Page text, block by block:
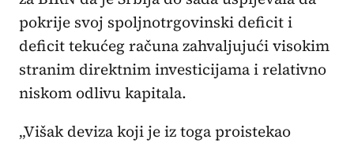
pokrije svoj spoljnotrgovinski deficit i
deficit tekućeg računa zahvaljujući visokim
stranim direktnim investicijama i relativno
niskom odlivu kapitala.
„Višak deviza koji je iz toga proistekao